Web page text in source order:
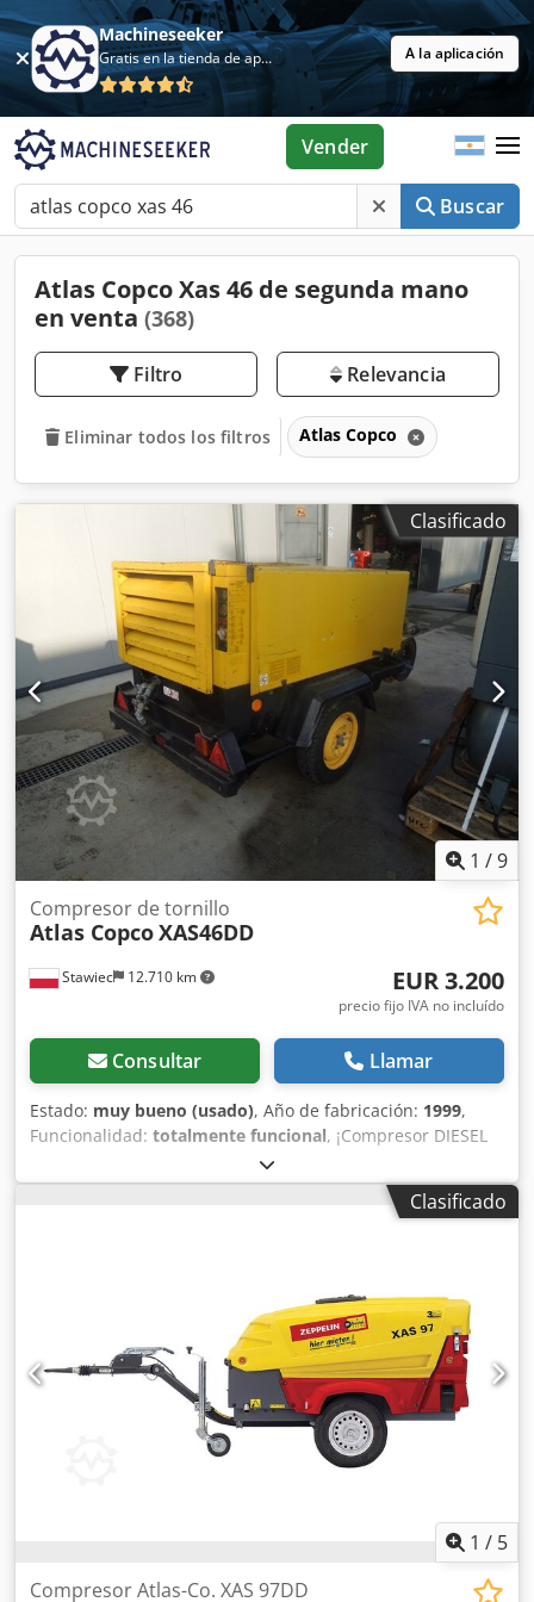
Machineseeker
Gratis en la tienda de aplicaciones A la aplicación
Buscar
Vender
Atlas Copco Xas 46 de segunda mano
en venta (368)
Filtro Relevancia
Eliminar todos los filtros Atlas Copco
Clasificado
1 /9
Stawiec 12.710 km
Compresor de tornillo
Atlas CopcoXAS46DD
EUR 3.200
precio fijo IVA no incluído
Consultar Llamar
Estado: muy bueno (usado), Año de fabricación: 1999,
Funcionalidad: totalmente funcional, ¡Compresor DIESEL
ATLAS COPCO XAS46DD después del mantenimiento!
Compresor matriculado en Polonia. Datos técnicos:
capacidad: 2,60 m3/min; presión de trabajo: 7 Bar; motor:
neto: 13.500 PLN Precio bruto: 16.605 PLN
Clasificado
1 / 5
Compresor Atlas-Co. XAS 97DD